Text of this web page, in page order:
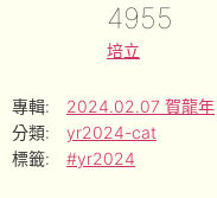
4955
培立
專輯:
2024.02.07 賀龍年
分類:
yr2024-cat
標籤:
#yr2024